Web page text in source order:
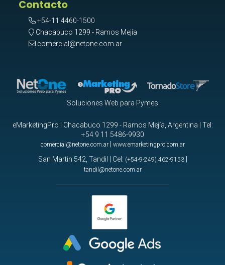
Contacto
+54-11 4460-1500
Chacabuco 1299 - Ramos Mejía
comercial@netone.com.ar
Soluciones Web para Pymes
eMarketingPro | Chacabuco 1299 - Ramos Mejía, Argentina | Tel:
+54 9 11 5486-9930
comercial@netone.com.ar| www.emarketingpro.com.ar
San Martin 542, Tandil | Cel: (+54-9-249) 462-9153|
tandil@netone.com.ar